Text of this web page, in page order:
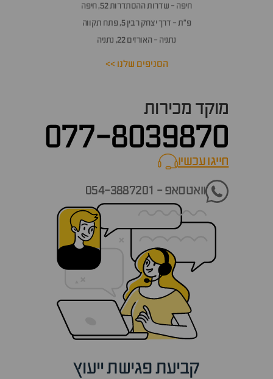
חיפה - שדרות ההסתדרות 52, חיפה
פ״ת - דרך יצחק רבין 5, פתח תקווה
נתניה - האורזים 22, נתניה
הסניפים שלנו >>
מוקד מכירות
077-8039870
חייגו עכשיוcall now
וואטסאפ - 054-3887201
קביעת פגישת ייעוץ